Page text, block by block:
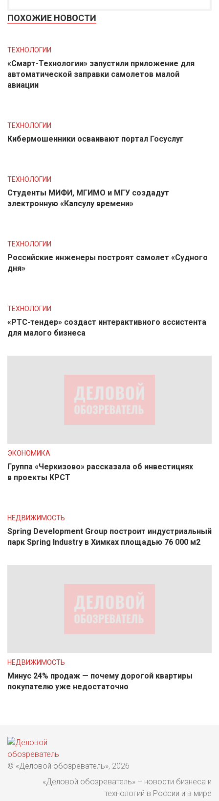
ПОХОЖИЕ НОВОСТИ
ТЕХНОЛОГИИ
«Смарт-Технологии» запустили приложение для
автоматической заправки самолетов малой
авиации
ТЕХНОЛОГИИ
Кибермошенники осваивают портал Госуслуг
ТЕХНОЛОГИИ
Студенты МИФИ, МГИМО и МГУ создадут
электронную «Капсулу времени»
ТЕХНОЛОГИИ
Российские инженеры построят самолет «Судного
дня»
ТЕХНОЛОГИИ
«РТС-тендер» создаст интерактивного ассистента
для малого бизнеса
ЭКОНОМИКА
Группа «Черкизово» рассказала об инвестициях
в проекты КРСТ
НЕДВИЖИМОСТЬ
Spring Development Group построит индустриальный
парк Spring Industry в Химках площадью 76 000 м2
НЕДВИЖИМОСТЬ
Минус 24% продаж — почему дорогой квартиры
покупателю уже недостаточно
© «Деловой обозреватель», 2026
«Деловой обозреватель» – новости бизнеса и
технологий в России и в мире